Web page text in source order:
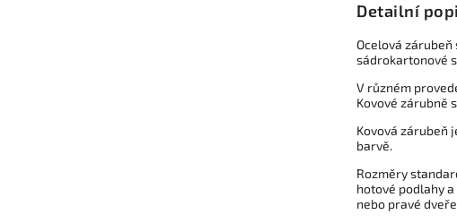
Detailní
Ocelová
sádrokartonové
V různém
Kovové zárubně
Kovová zárubeň
barvě.
Rozměry
hotové podlahy
nebo pravé